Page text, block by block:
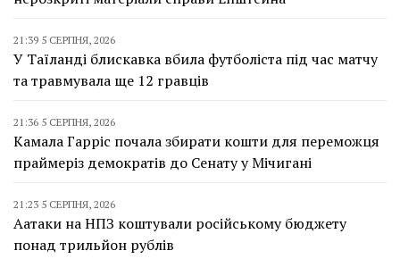
21:39 5 СЕРПНЯ, 2026
У Таїланді блискавка вбила футболіста під час матчу
та травмувала ще 12 гравців
21:36 5 СЕРПНЯ, 2026
Камала Гарріс почала збирати кошти для переможця
праймеріз демократів до Сенату у Мічигані
21:23 5 СЕРПНЯ, 2026
Аатаки на НПЗ коштували російському бюджету
понад трильйон рублів